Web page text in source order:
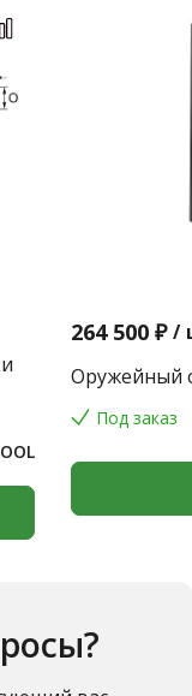
264 500 ₽ /
Оружейный
Под заказ